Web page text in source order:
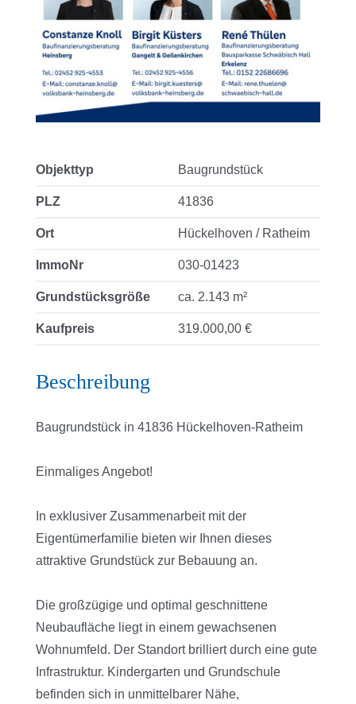
Objekttyp Baugrundstück
PLZ 41836
Ort Hückelhoven / Ratheim
ImmoNr 030-01423
Grundstücksgröße ca. 2.143 m²
Kaufpreis 319.000,00 €
Beschreibung
Baugrundstück in 41836 Hückelhoven-Ratheim
Einmaliges Angebot!
In exklusiver Zusammenarbeit mit der
Eigentümerfamilie bieten wir Ihnen dieses
attraktive Grundstück zur Bebauung an.
Die großzügige und optimal geschnittene
Neubaufläche liegt in einem gewachsenen
Wohnumfeld. Der Standort brilliert durch eine gute
Infrastruktur. Kindergarten und Grundschule
befinden sich in unmittelbarer Nähe,